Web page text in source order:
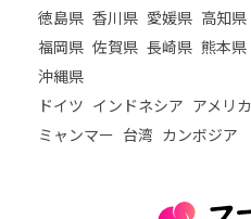
徳島県 香川県 愛媛県 高知県
福岡県 佐賀県 長崎県 熊本県
沖縄県
ドイツ インドネシア アメリカ
ミャンマー 台湾 カンボジア